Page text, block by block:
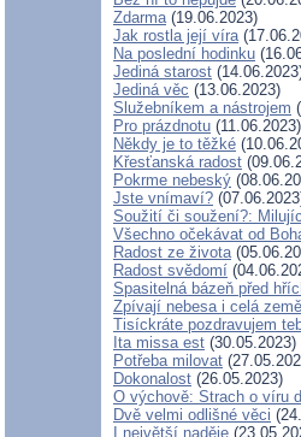
Zdarma(19.06.2023)
Jak rostla její víra
Na poslední hodinku
Jediná starost
Jediná věc (13.06.2023)
Služebníkem a nástrojem
Pro prázdnotu (11.06.2023)
Někdy je to těžké
Křesťanská radost
Pokrme nebeský
Jste vnímaví?
Soužití či soužení?:
Všechno očekávat od
Radost ze života
Radost svědomí
Spasitelná bázeň před
Zpívají nebesa i celá země
Tisíckráte pozdravujem
Ita missa est (30.05.2023)
Potřeba milovat
Dokonalost (26.05.2023)
O výchově: Strach o víru
Dvě velmi odlišné věci
I největší naděje